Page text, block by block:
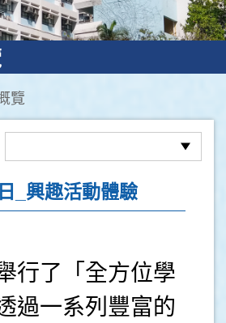
覽
_興趣活動體驗
行了「全方位學
過一系列豐富的